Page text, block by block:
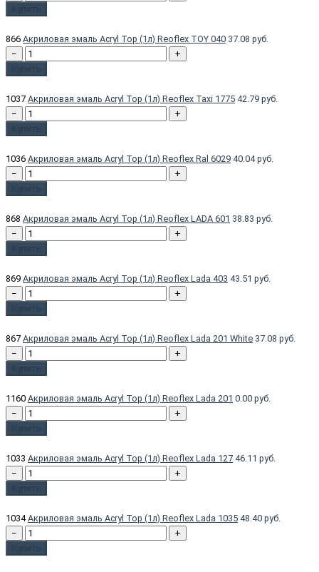
Купить
866 Акриловая эмаль Acryl Top (1л) Reoflex TOY 040 37.08 руб.
−
+
Купить
1037 Акриловая эмаль Acryl Top (1л) Reoflex Taxi 1775 42.79 руб.
−
+
Купить
1036 Акриловая эмаль Acryl Top (1л) Reoflex Ral 6029 40.04 руб.
−
+
Купить
868 Акриловая эмаль Acryl Top (1л) Reoflex LADA 601 38.83 руб.
−
+
Купить
869 Акриловая эмаль Acryl Top (1л) Reoflex Lada 403 43.51 руб.
−
+
Купить
867 Акриловая эмаль Acryl Top (1л) Reoflex Lada 201 White 37.08 руб.
−
+
Купить
1160 Акриловая эмаль Acryl Top (1л) Reoflex Lada 201 0.00 руб.
−
+
Купить
1033 Акриловая эмаль Acryl Top (1л) Reoflex Lada 127 46.11 руб.
−
+
Купить
1034 Акриловая эмаль Acryl Top (1л) Reoflex Lada 1035 48.40 руб.
−
+
Купить